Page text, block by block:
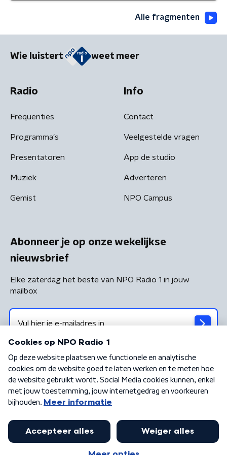
Alle fragmenten
Wie luistert weet meer
Radio
Frequenties
Programma's
Presentatoren
Muziek
Gemist
Info
Contact
Veelgestelde vragen
App de studio
Adverteren
NPO Campus
Abonneer je op onze wekelijkse
nieuwsbrief
Elke zaterdag het beste van NPO Radio 1 in jouw
mailbox
Algemene voorwaarden